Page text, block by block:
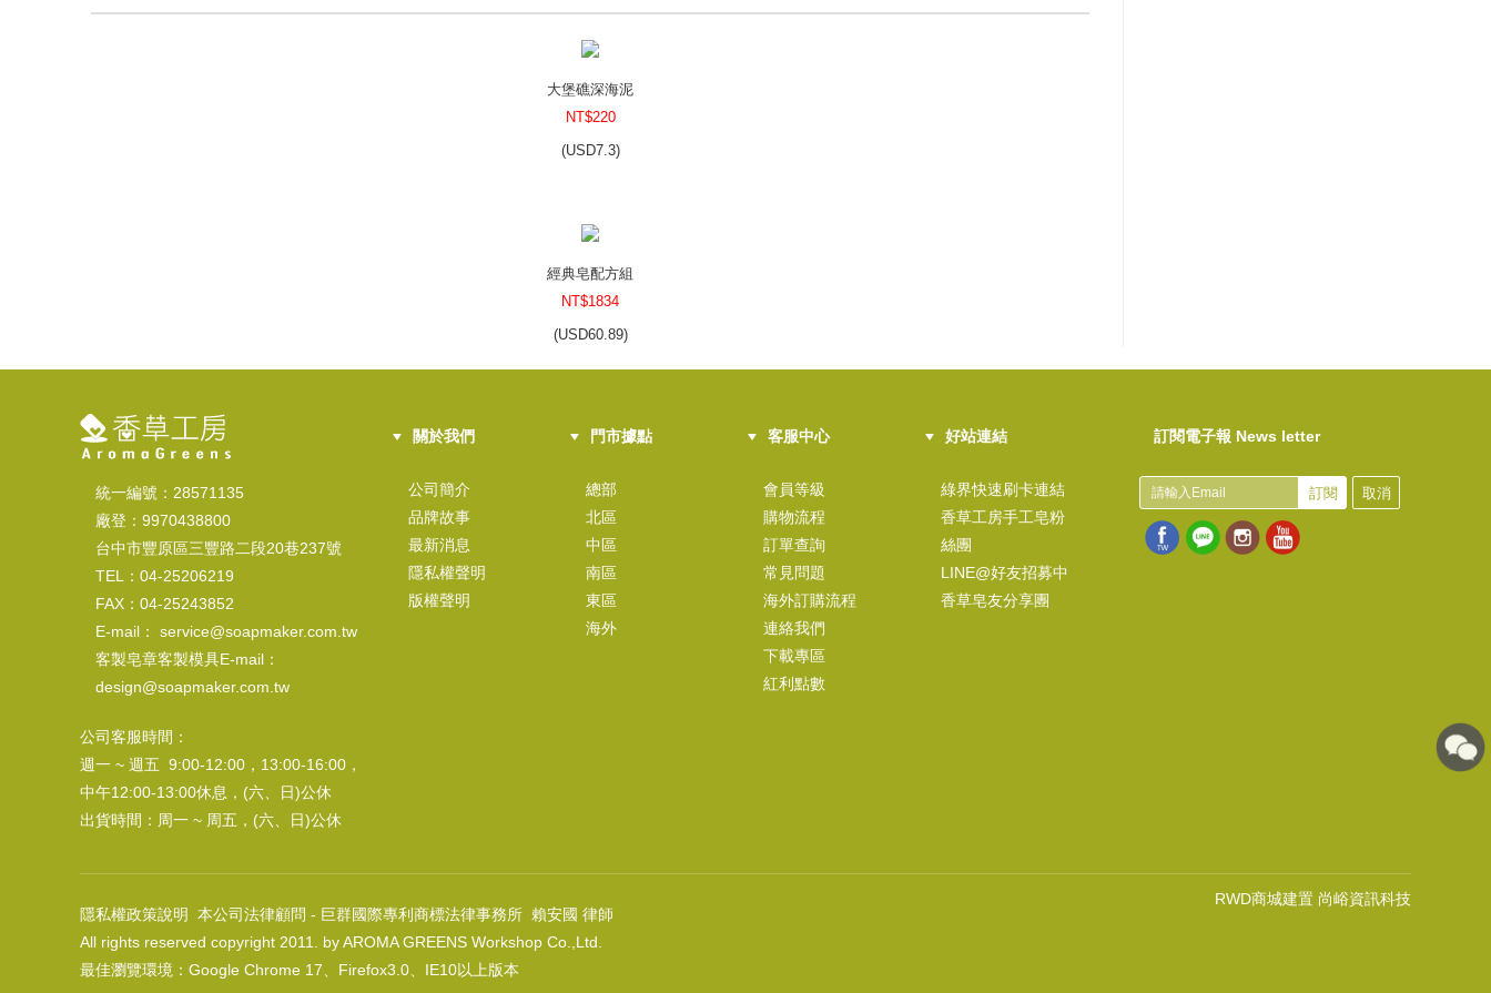
大堡礁深海泥
NT$220
(USD7.3)
經典皂配方組
NT$1834
(USD60.89)
NT$1000
USD 33.2)
統一編號：28571135
廠登：9970438800
台中市豐原區三豐路二段20巷237號
TEL：04-25206219
FAX：04-25243852
E-mail： service@soapmaker.com.tw
客製皂章客製模具E-mail：
design@soapmaker.com.tw
公司客服時間：
週一 ~ 週五 9:00-12:00，13:00-16:00，
中午12:00-13:00休息，(六、日)公休
出貨時間：周一 ~ 周五，(六、日)公休
關於我們
公司簡介
品牌故事
最新消息
隱私權聲明
版權聲明
門市據點
總部
北區
中區
南區
東區
海外
客服中心
會員等級
購物流程
訂單查詢
常見問題
海外訂購流程
連絡我們
下載專區
紅利點數
好站連結
綠界快速刷卡連結
香草工房手工皂粉
絲團
LINE@好友招募中
香草皂友分享團
訂閱電子報 News letter
訂閱 取消
隱私權政策說明
本公司法律顧問 - 巨群國際專利商標法律事務所 賴安國 律師
All rights reserved copyright 2011. by AROMA GREENS Workshop Co.,Ltd.
最佳瀏覽環境：Google Chrome 17、Firefox3.0、IE10以上版本
RWD商城建置 尚峪資訊科技